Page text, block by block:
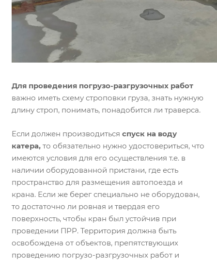
Для проведения погрузо-разгрузочных работ
важно иметь схему строповки груза, знать нужную
длину строп, понимать, понадобится ли траверса.
Если должен производиться спуск на воду
катера, то обязательно нужно удостовериться, что
имеются условия для его осуществления т.е. в
наличии оборудованной пристани, где есть
пространство для размещения автопоезда и
крана. Если же берег специально не оборудован,
то достаточно ли ровная и твердая его
поверхность, чтобы кран был устойчив при
проведении ПРР. Территория должна быть
освобождена от объектов, препятствующих
проведению погрузо-разгрузочных работ и